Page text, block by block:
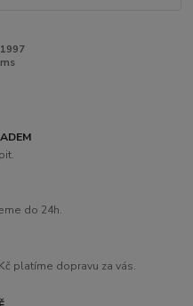
do 24h.
platíme dopravu za vás.